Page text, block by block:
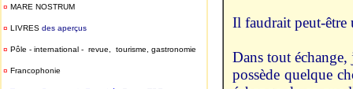
¤ MARE NOSTRUM
¤ LIVRES des aperçus
¤ Pôle - international - revue, tourisme, gastronomie
¤ Francophonie
Il faudrait peut-être
Dans tout
possède quelque